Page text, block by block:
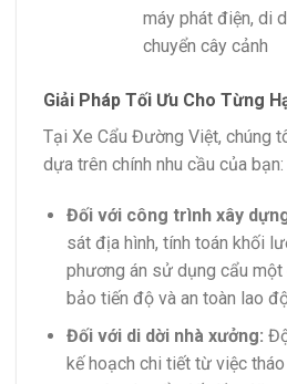
máy phát điện, di
chuyển cây cảnh
Giải Pháp Tối Ưu Cho Từng
Tại Xe Cẩu Đường Việt, chúng
dựa trên chính nhu cầu của bạn:
Đối với công trình xây
sát địa hình, tính toán khối
phương án sử dụng cẩu một
bảo tiến độ và an toàn lao
Đối với di dời nhà xưởng:
kế hoạch chi tiết từ việc